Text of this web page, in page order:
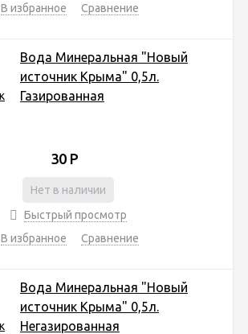
В избранное
Сравнение
Вода Минеральная "Новый
источник Kрыма" 0,5л.
Газированная
30 Р
Нет в наличии
Быстрый просмотр
В избранное
Сравнение
Вода Минеральная "Новый
источник Крыма" 0,5л.
Негазированная